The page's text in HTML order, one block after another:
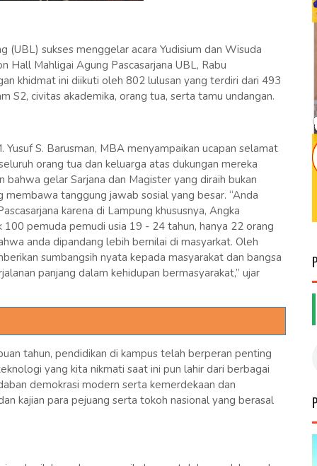
(UBL) sukses menggelar acara Yudisium dan Wisuda
Hall Mahligai Agung Pascasarjana UBL, Rabu
khidmat ini diikuti oleh 802 lulusan yang terdiri dari 493
S2, civitas akademika, orang tua, serta tamu undangan.
S. Barusman, MBA menyampaikan ucapan selamat
orang tua dan keluarga atas dukungan mereka
gelar Sarjana dan Magister yang diraih bukan
tanggung jawab sosial yang besar. “Anda
karena di Lampung khususnya, Angka
pemuda pemudi usia 19 - 24 tahun, hanya 22 orang
anda dipandang lebih bernilai di masyarkat. Oleh
sumbangsih nyata kepada masyarakat dan bangsa
panjang dalam kehidupan bermasyarakat,” ujar
tahun, pendidikan di kampus telah berperan penting
yang kita nikmati saat ini pun lahir dari berbagai
demokrasi modern serta kemerdekaan dan
kajian para pejuang serta tokoh nasional yang berasal